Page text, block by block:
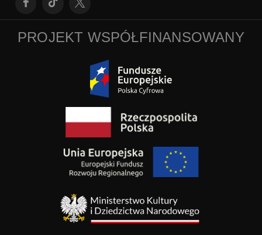
PROJEKT WSPÓŁFINANSOWANY